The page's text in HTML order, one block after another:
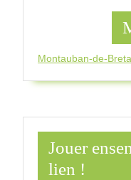
Montauban-de-
Jouer
lien !